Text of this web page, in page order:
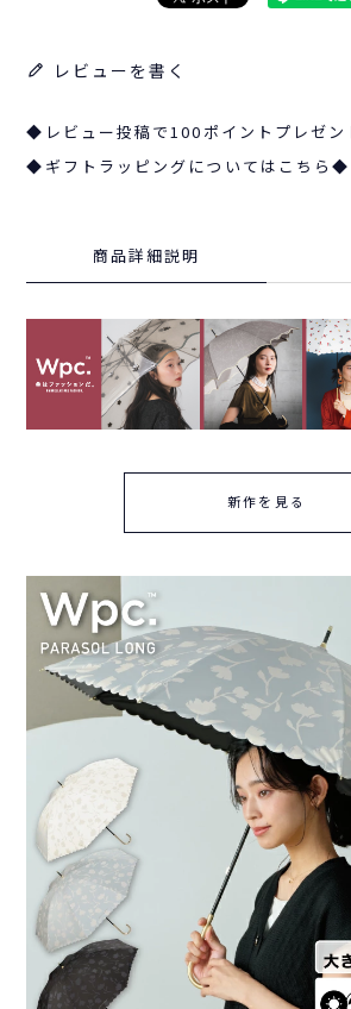
レビューを書く
◆レビュー投稿で100ポイントプレゼ
◆ギフトラッピングについてはこちら◆
商品詳細説明
新作を見る